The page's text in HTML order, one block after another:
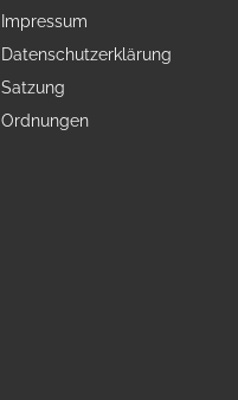
Impressum
Datenschutzerklärung
Satzung
Ordnungen